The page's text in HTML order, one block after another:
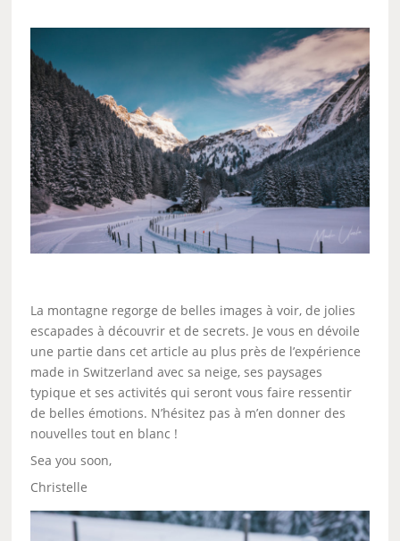
La montagne regorge de belles images à voir, de jolies
escapades à découvrir et de secrets. Je vous en dévoile
une partie dans cet article au plus près de l’expérience
made in Switzerland avec sa neige, ses paysages
typique et ses activités qui seront vous faire ressentir
de belles émotions. N’hésitez pas à m’en donner des
nouvelles tout en blanc !
Sea you soon,
Christelle